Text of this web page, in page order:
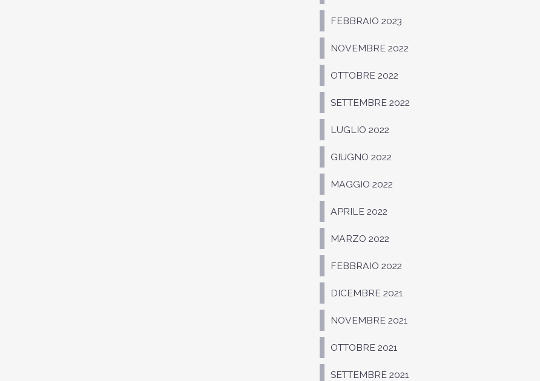
FEBBRAIO 2023
NOVEMBRE 2022
OTTOBRE 2022
SETTEMBRE 2022
LUGLIO 2022
GIUGNO 2022
MAGGIO 2022
APRILE 2022
MARZO 2022
FEBBRAIO 2022
DICEMBRE 2021
NOVEMBRE 2021
OTTOBRE 2021
SETTEMBRE 2021